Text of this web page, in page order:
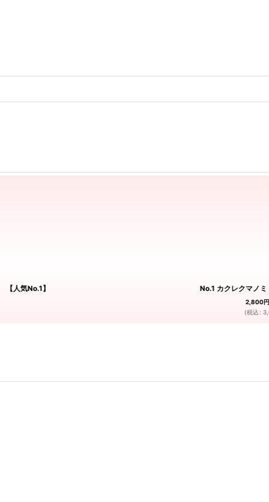
人気No.1】 No.1 カクレクマ
2,800円
(税込: